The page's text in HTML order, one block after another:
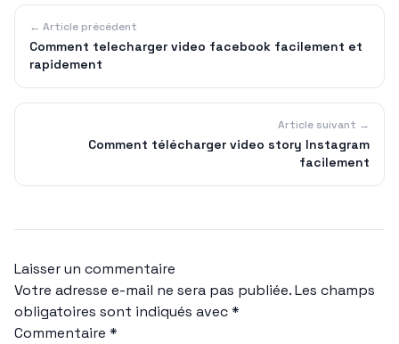
← Article précédent
Comment telecharger video facebook facilement et
rapidement
Article suivant →
Comment télécharger video story Instagram
facilement
Laisser un commentaire
Votre adresse e-mail ne sera pas publiée.Les champs
obligatoires sont indiqués avec*
Commentaire *